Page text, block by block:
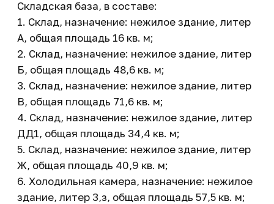
Складская база, в составе:
1. Склад, назначение: нежилое здание, литер
А, общая площадь 16 кв. м;
2. Склад, назначение: нежилое здание, литер
Б, общая площадь 48,6 кв. м;
3. Склад, назначение: нежилое здание, литер
В, общая площадь 71,6 кв. м;
4. Склад, назначение: нежилое здание, литер
ДД1, общая площадь 34,4 кв. м;
5. Склад, назначение: нежилое здание, литер
Ж, общая площадь 40,9 кв. м;
6. Холодильная камера, назначение: нежилое
здание, литер 3,з, общая площадь 57,5 кв. м;